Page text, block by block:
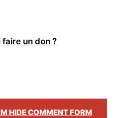
faire un don ?
HIDE COMMENT FORM